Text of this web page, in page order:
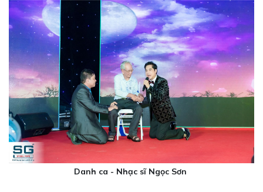
Danh ca - Nhạc sĩ Ngọc Sơn